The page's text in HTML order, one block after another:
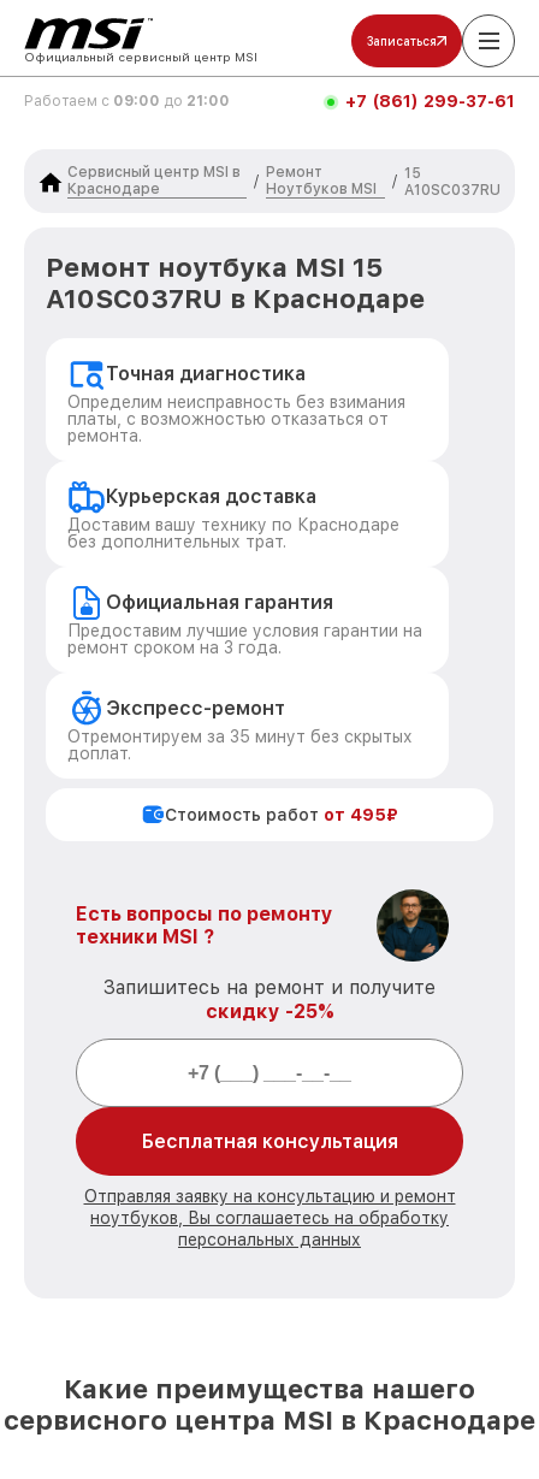
Официальный сервисный центр MSI
Записаться
Работаем с 09:00 до 21:00 +7 (861) 299-37-61
Сервисный центр MSI в
Краснодаре
/
Ремонт
Ноутбуков MSI
/ 15
A10SC037RU
Ремонт ноутбука MSI 15
A10SC037RU в Краснодаре
Точная диагностика
Определим неисправность без взимания
платы, с возможностью отказаться от
ремонта.
Курьерская доставка
Доставим вашу технику по Краснодаре
без дополнительных трат.
Официальная гарантия
Предоставим лучшие условия гарантии на
ремонт сроком на 3 года.
Экспресс-ремонт
Отремонтируем за 35 минут без скрытых
доплат.
Стоимость работ от 495₽
Есть вопросы по ремонту
техники MSI ?
Запишитесь на ремонт и получите
скидку -25%
Бесплатная консультация
Отправляя заявку на консультацию и ремонт
ноутбуков, Вы соглашаетесь на обработку
персональных данных
Какие преимущества нашего
сервисного центра MSI в Краснодаре